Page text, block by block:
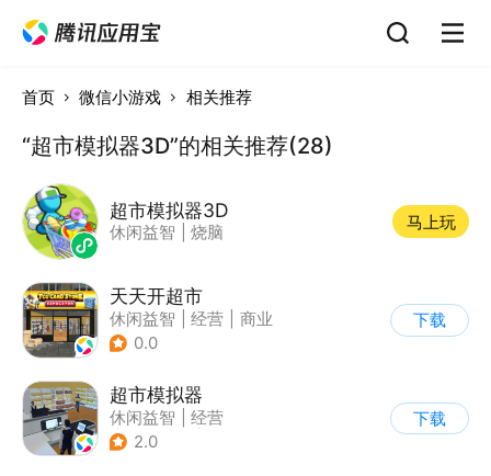
首页 微信小游戏 相关推荐
“超市模拟器3D”的相关推荐(28)
超市模拟器3D
休闲益智 烧脑
马上玩
天天开超市
休闲益智 经营
商业
| 卡通
0.0
下载
超市模拟器
休闲益智
经营
| 文字游戏
2.0
下载